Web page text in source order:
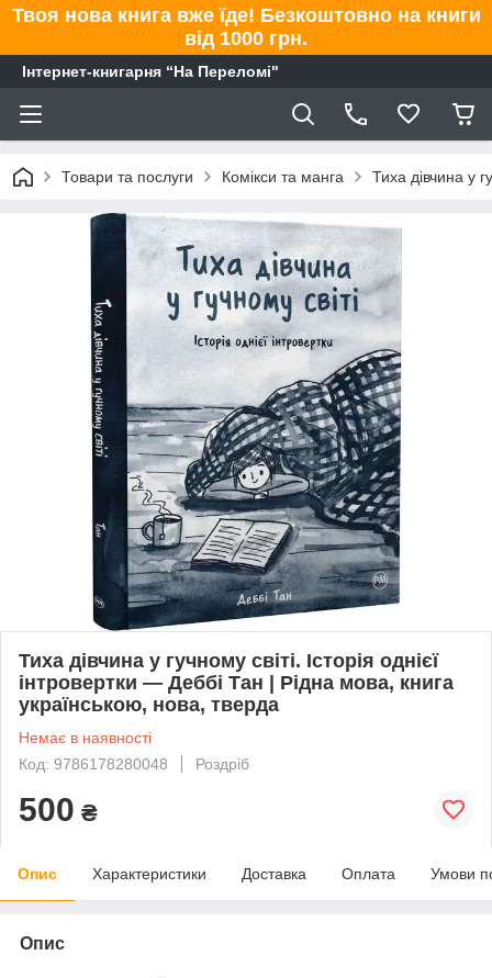
Твоя нова книга вже їде! Безкоштовно на книги
від 1000 грн.
Інтернет-книгарня “На Переломі"
Товари та послуги Комікси та манга Тиха дівчина у
Тиха дівчина у гучному світі. Історія однієї
інтровертки — Деббі Тан | Рідна мова, книга
українською, нова, тверда
Немає в наявності
Код: 9786178280048
Роздріб
500 ₴
Опис Характеристики Доставка Оплата Умови
Опис